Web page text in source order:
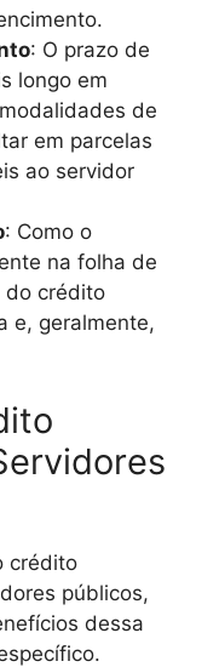
: O prazo de
longo em
de
em parcelas
ao servidor
: Como o
na folha de
do crédito
e, geralmente,
crédito
públicos,
dessa